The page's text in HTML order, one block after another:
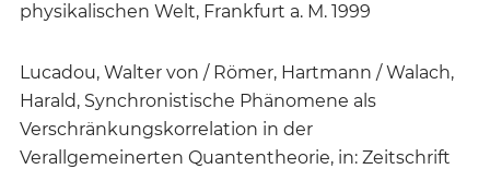
physikalischen Welt, Frankfurt a. M. 1999
Lucadou, Walter von / Römer, Hartmann / Walach,
Harald, Synchronistische Phänomene als
Verschränkungskorrelation in der
Verallgemeinerten Quantentheorie, in: Zeitschrift